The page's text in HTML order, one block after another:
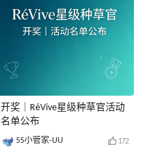
开奖｜RéVive星级种草官活动
名单公布
55小管家-UU 172